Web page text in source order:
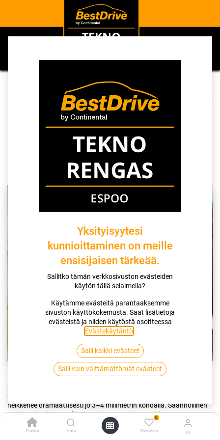
Etusivu Haku
0
Toivelista Tili
Ajankohtaista
Milloin kesärenkaat on aika uusia? Urasyvyyden vaikutus vesiliirtoon
Milloin kesärenkaat on
aika uusia? Urasyvyyden
vaikutus vesiliirtoon
12. helmikuuta 2026 kirjoittaja SEO
Kesärenkaat tulisi uusia turvallisuussyistä, kun niiden urasyvyys on
heikkenee dramaattisesti jo 3–4 millimetrin kohdalla. Säännöllinen
tarkistus ja ajoissa tehty uusiminen varmistavat lyhyet
jarrutusmatkat ja vakaan ajotuntuman Suomen vaihtelevissa
kesäolosuhteissa.
Yksityisyytesi
kunnioittaminen on meille
ensisijaisen tärkeää.
Sallitko tämän verkkosivuston evästeiden
käytön tällä selaimella?
Käytämme evästeitä parantaaksemme
sivuston käyttökokemusta. Saat lisätietoja
evästeistä ja niiden käytöstä osoitteessa
Evästekäytäntö
Salli kaikki evästeet
Salli vain välttämättömät evästeet